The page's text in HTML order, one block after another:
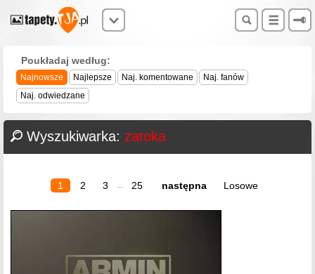
Poukładaj według:
Najnowsze Najlepsze Naj. komentowane
Naj. fanów
Naj. odwiedzane
Wyszukiwarka: zatoka
1 2 3 25 następna Losowe